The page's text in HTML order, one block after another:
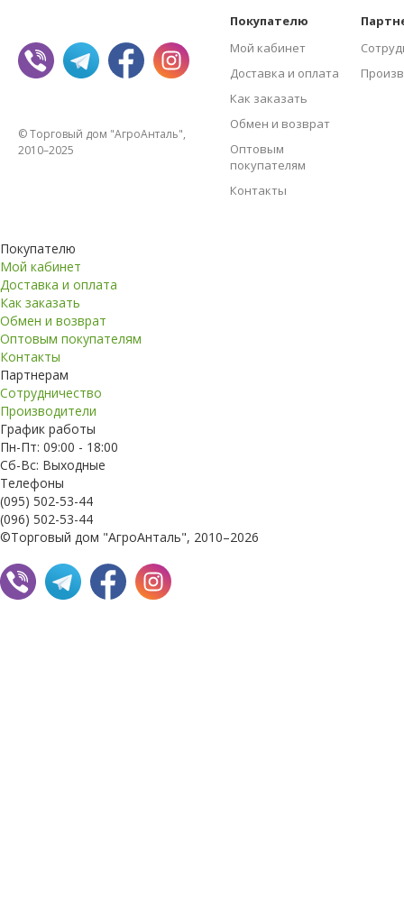
© Торговый дом "АгроАнталь",
2010–2025
Покупателю
Мой кабинет
Доставка и оплата
Как заказать
Обмен и возврат
Оптовым
покупателям
Контакты
Покупателю
Мой кабинет
Доставка и оплата
Как заказать
Обмен и возврат
Оптовым покупателям
Контакты
Партнерам
Сотрудничество
Производители
График работы
Пн-Пт: 09:00 - 18:00
Сб-Вс: Выходные
Телефоны
(095) 502-53-44
(096) 502-53-44
©Торговый дом "АгроАнталь", 2010–2026